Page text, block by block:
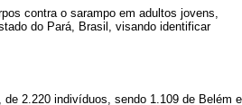
contra o sarampo em adultos jovens,
do Pará, Brasil, visando identificar
2.220 indivíduos, sendo 1.109 de Belém